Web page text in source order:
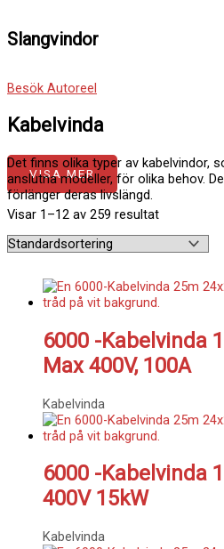
Slangvindor
Besök Autoreel
Kabelvinda
Det finns olika typer av kabelvindor,
anslutna modeller, för olika behov.
förlänger deras livslängd.
VISA MER
Visar 1–12 av 259 resultat
6000 -Kabelvinda
Max 400V, 100A
Kabelvinda
6000 -Kabelvinda
400V 15kW
Kabelvinda